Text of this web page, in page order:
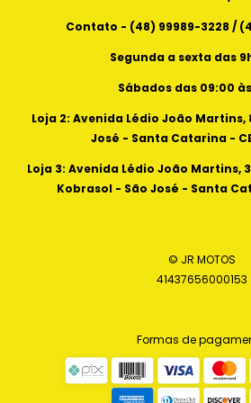
Contato - (48) 99989-3228 /
Segunda a sexta das
Sábados das 09:00
Loja 2: Avenida Lédio João Martins,
José - Santa Catarina -
Loja 3: Avenida Lédio João Martins,
Kobrasol - São José - Santa
© JR MOTOS
41437656000153
Formas de